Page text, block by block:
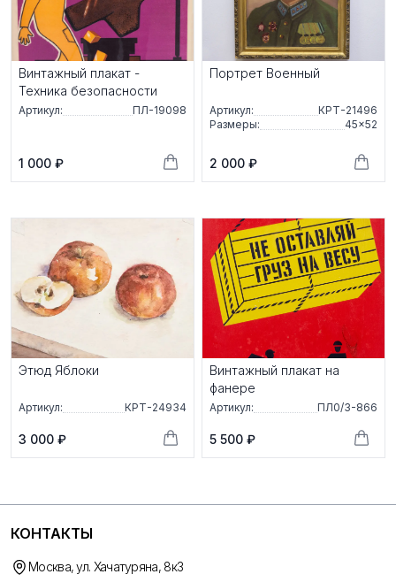
Винтажный плакат -
Техника безопасности
Артикул: ПЛ-19098
1 000 ₽
Портрет Военный
Артикул:
КРТ-21496
Размеры:
45×52
2 000 ₽
Этюд Яблоки
Артикул: КРТ-24934
3 000 ₽
Винтажный плакат на
фанере
Артикул: ПЛ0/3-866
5 500 ₽
КОНТАКТЫ
Москва, ул. Хачатуряна, 8к3